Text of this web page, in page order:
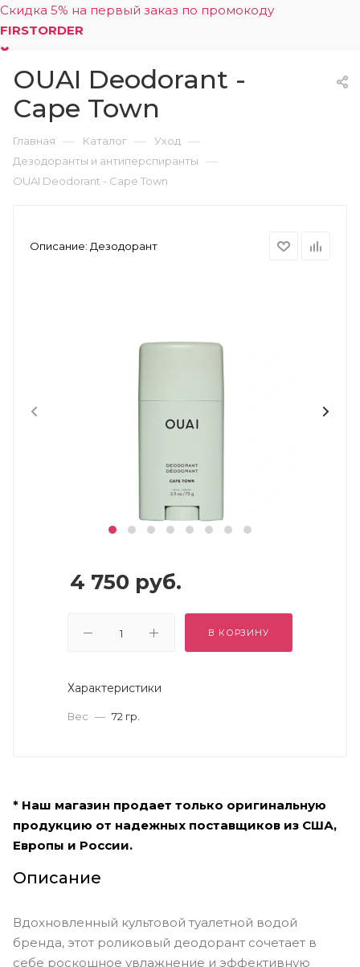
Скидка 5% на первый заказ по промокоду
FIRSTORDER
0
OUAI Deodorant -
Cape Town
Главная — Каталог — Уход —
Дезодоранты и антиперспиранты —
OUAI Deodorant - Cape Town
Описание: Дезодорант
4 750 руб.
В КОРЗИНУ
Характеристики
Вес — 72 гр.
* Наш магазин продает только оригинальную
продукцию от надежных поставщиков из США,
Европы и России.
Описание
Вдохновленный культовой туалетной водой
бренда, этот роликовый деодорант сочетает в
себе роскошное увлажнение и эффективную